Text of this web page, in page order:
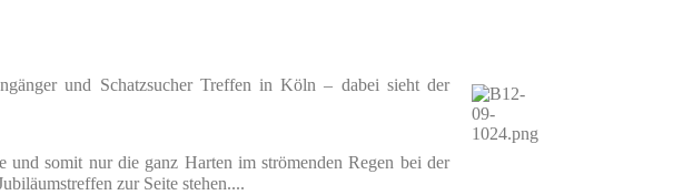
und Schatzsucher Treffen in Köln – dabei sieht der
und somit nur die ganz Harten im strömenden Regen bei der
zur Seite stehen....